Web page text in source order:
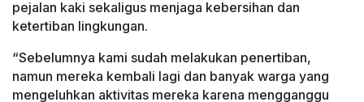
pejalan kaki sekaligus menjaga kebersihan dan
ketertiban lingkungan.
“Sebelumnya kami sudah melakukan penertiban,
namun mereka kembali lagi dan banyak warga yang
mengeluhkan aktivitas mereka karena mengganggu